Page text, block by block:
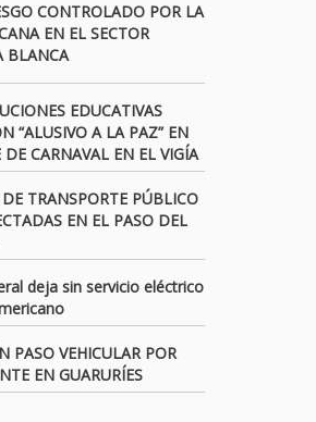
CONTROLADO POR LA
EN EL SECTOR
BLANCA
EDUCATIVAS
“ALUSIVO A LA PAZ” EN
DE CARNAVAL EN EL VIGÍA
TRANSPORTE PÚBLICO
EN EL PASO DEL
deja sin servicio eléctrico
PASO VEHICULAR POR
EN GUARURÍES